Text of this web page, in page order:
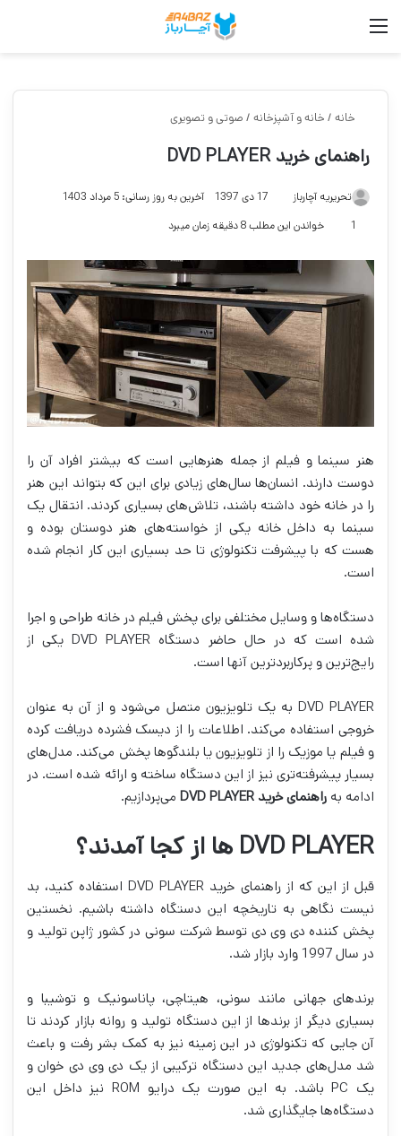
خانه / خانه و آشپزخانه / صوتی و تصویری
راهنمای خرید DVD PLAYER
تحریریه آچارباز 17 دی 1397
آخرین به روز رسانی: 5 مرداد 1403
1
خواندن این مطلب 8 دقیقه زمان میبرد
هنر سینما و فیلم از جمله هنرهایی است که بیشتر افراد آن را
دوست دارند. انسان‌ها سال‌های زیادی برای این که بتواند این هنر
را در خانه خود داشته باشند، تلاش‌های بسیاری کردند. انتقال یک
سینما به داخل خانه یکی از خواسته‌های هنر دوستان بوده و
هست که با پیشرفت تکنولوژی تا حد بسیاری این کار انجام شده
است.
دستگاه‌ها و وسایل مختلفی برای پخش فیلم در خانه طراحی و اجرا
شده است که در حال حاضر دستگاه DVD PLAYER یکی از
رایج‌ترین و پرکاربردترین آنها است.
DVD PLAYER به یک تلویزیون متصل می‌شود و از آن به عنوان
خروجی استفاده می‌کند. اطلاعات را از دیسک فشرده دریافت کرده
و فیلم یا موزیک را از تلویزیون یا بلندگوها پخش می‌کند. مدل‌های
بسیار پیشرفته‌تری نیز از این دستگاه ساخته و ارائه شده است. در
ادامه به راهنمای خرید DVD PLAYER می‌پردازیم.
DVD PLAYER ها از کجا آمدند؟
قبل از این که از راهنمای خرید DVD PLAYER استفاده کنید، بد
نیست نگاهی به تاریخچه این دستگاه داشته باشیم. نخستین
پخش کننده دی وی دی توسط شرکت سونی در کشور ژاپن تولید و
در سال 1997 وارد بازار شد.
برندهای جهانی مانند سونی، هیتاچی، پاناسونیک و توشیبا و
بسیاری دیگر از برندها از این دستگاه تولید و روانه بازار کردند تا
آن جایی که تکنولوژی در این زمینه نیز به کمک بشر رفت و باعث
شد مدل‌های جدید این دستگاه ترکیبی از یک دی وی دی خوان و
یک PC باشد. به این صورت یک درایو ROM نیز داخل این
دستگاه‌ها جایگذاری شد.